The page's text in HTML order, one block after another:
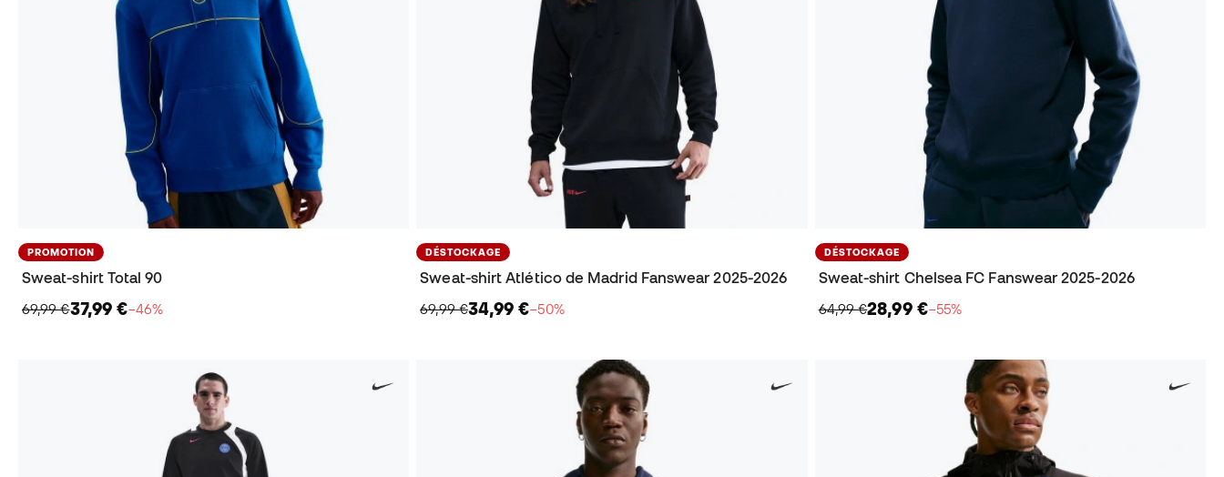
PROMOTION
Sweat-shirt Total 90
69,99 €37,99 €−46%
DÉSTOCKAGE
Sweat-shirt Atlético de Madrid Fanswear 2025-2026
69,99 €34,99 €−50%
DÉSTOCKAGE
Sweat-shirt Chelsea FC Fanswear 2025-2026
64,99 €28,99 €−55%